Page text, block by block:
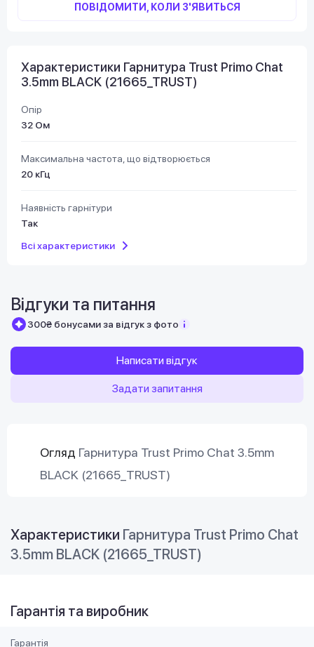
ПОВІДОМИТИ, КОЛИ З'ЯВИТЬСЯ
Характеристики Гарнитура Trust Primo Chat
3.5mm BLACK (21665_TRUST)
Опір
32 Ом
Максимальна частота, що відтворюється
20 кГц
Наявність гарнітури
Так
Всі характеристики
Відгуки та питання
300₴ бонусами за відгук з фото
Написати відгук
Задати запитання
Огляд Гарнитура Trust Primo Chat 3.5mm
BLACK (21665_TRUST)
Характеристики Гарнитура Trust Primo Chat
3.5mm BLACK (21665_TRUST)
Гарантія та виробник
Гарантія